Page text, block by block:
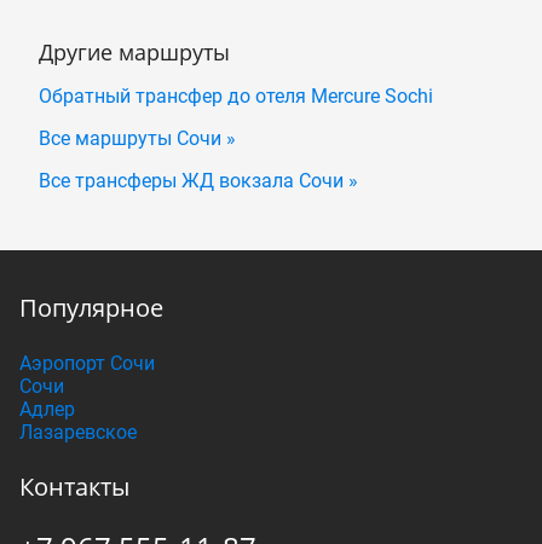
Другие маршруты
Обратный трансфер до отеля Mercure Sосhi
Все маршруты Сочи »
Все трансферы ЖД вокзала Сочи »
Популярное
Аэропорт Сочи
Сочи
Адлер
Лазаревское
Контакты